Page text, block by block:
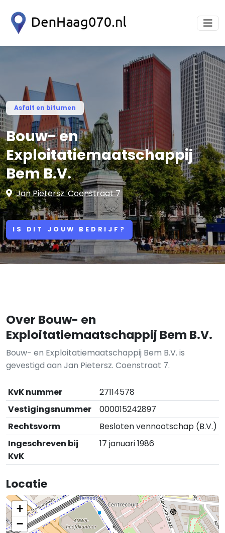
Asfalt en bitumen
Bouw- en
Exploitatiemaatschappij
Bem B.V.
Jan Pietersz. Coenstraat 7
IS DIT JOUW BEDRIJF?
Over Bouw- en
Exploitatiemaatschappij Bem B.V.
Bouw- en Exploitatiemaatschappij Bem B.V. is
gevestigd aan Jan Pietersz. Coenstraat 7.
KvK nummer
27114578
Vestigingsnummer
000015242897
Rechtsvorm
Besloten vennootschap (B.V.)
Ingeschreven bij
KvK
17 januari 1986
Locatie
+
−